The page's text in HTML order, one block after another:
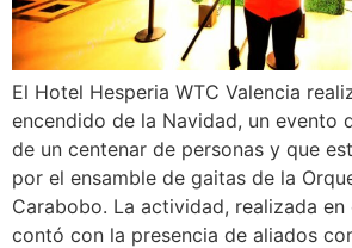
El Hotel Hesperia WTC Valencia
encendido de la Navidad, un evento
de un centenar de personas y que
por el ensamble de gaitas de la
Carabobo. La actividad, realizada en
contó con la presencia de aliados